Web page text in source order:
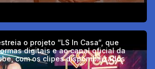
o projeto “LS In Casa“, que
digitais e ao canal oficial da
com os clipes disponibilizados